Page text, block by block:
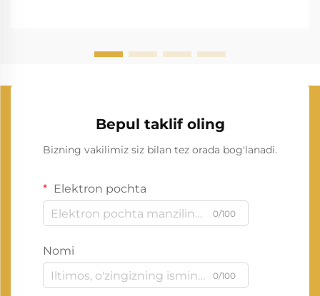
Bepul taklif oling
Bizning vakilimiz siz bilan tez orada bog'lanadi.
Elektron pochta
0/100
Nomi
0/100